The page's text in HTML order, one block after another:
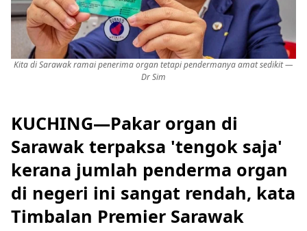
Kita di Sarawak ramai penerima organ tetapi pendermanya amat sedikit —
Dr Sim
KUCHING—Pakar organ di
Sarawak terpaksa 'tengok saja'
kerana jumlah penderma organ
di negeri ini sangat rendah, kata
Timbalan Premier Sarawak